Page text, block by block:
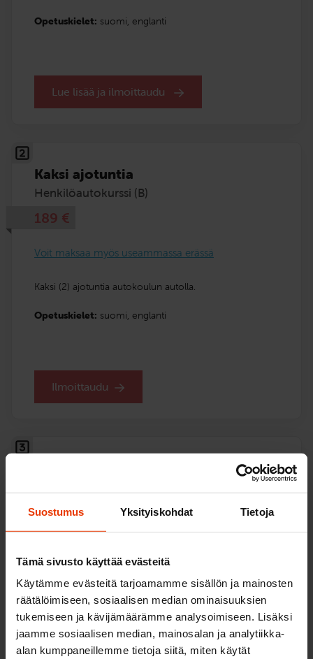
Suostumus Yksityiskohdat Tietoja
Tämä sivusto käyttää evästeitä
Käytämme evästeitä tarjoamamme sisällön ja mainosten
räätälöimiseen, sosiaalisen median ominaisuuksien
tukemiseen ja kävijämäärämme analysoimiseen. Lisäksi
jaamme sosiaalisen median, mainosalan ja analytiikka-
alan kumppaneillemme tietoja siitä, miten käytät
Opetuskielet: suomi, englanti
Lue lisää ja ilmoittaudu
Kaksi ajotuntia
Henkilöautokurssi (B)
189 €
Voit maksaa myös useammassa erässä
Kaksi (2) ajotuntia autokoulun autolla.
Opetuskielet: suomi, englanti
Ilmoittaudu
Kolme ajotuntia ja auton vuokra
Henkilöautokurssi (B)
395 €
Voit maksaa myös useammassa erässä
Kolme (3) ajotuntia ja auton vuokra ajokokeessa.
Opetuskielet: suomi, englanti